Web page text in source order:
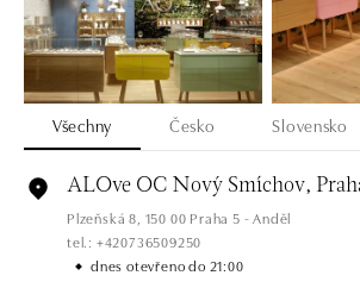
Všechny Česko Slovensko
ALOve OC Nový Smíchov,
Plzeňská 8, 150 00 Praha 5 - Anděl
tel.: +420736509250
dnes otevřeno do 21:00